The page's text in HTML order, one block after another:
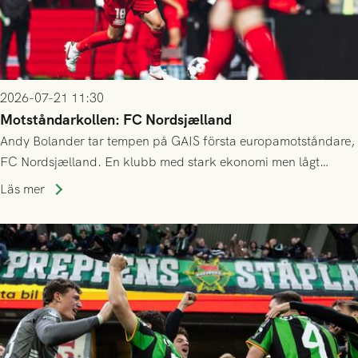
2026-07-21 11:30
Motståndarkollen: FC Nordsjælland
Andy Bolander tar tempen på GAIS första europamotståndare,
FC Nordsjælland. En klubb med stark ekonomi men lågt
publiksnitt, ett lag med både kollektiv styrka och individuell
Läs mer